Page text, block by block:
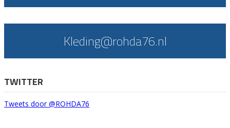
Kleding@rohda76.nl
TWITTER
Tweets door @ROHDA76